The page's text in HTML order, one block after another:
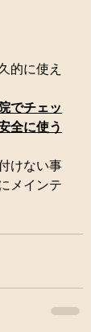
的に使え
でチェッ
全に使う
けない事
メインテ